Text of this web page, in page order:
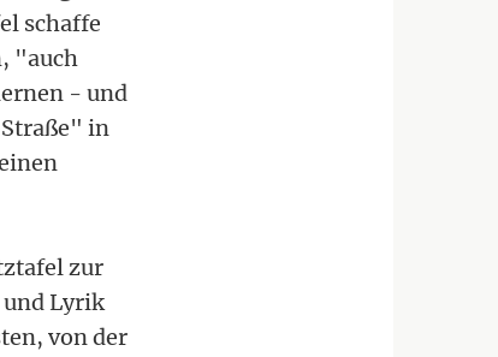
schaffe
"auch
- und
in
zur
und Lyrik
von der